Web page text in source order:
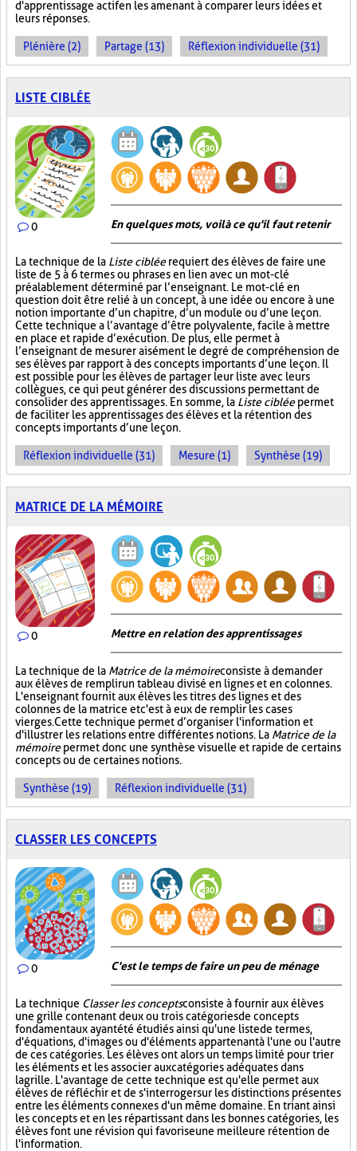
d'apprentissage actif en les amenant à comparer leurs idées et
leurs réponses.
Plénière (2) Partage (13) Réflexion individuelle (31)
LISTE CIBLÉE
0 En quelques mots, voilà ce qu'il faut retenir
La technique de la Liste cibléerequiert des élèves de faire une
liste de 5 à 6 termes ou phrases en lien avec un mot-clé
préalablement déterminé par l’enseignant. Le mot-clé en
question doit être relié à un concept, à une idée ou encore à une
notion importante d’un chapitre, d’un module ou d’une leçon.
Cette technique a l’avantage d’être polyvalente, facile à mettre
en place et rapide d’exécution. De plus, elle permet à
l’enseignant de mesurer aisément le degré de compréhension de
ses élèves par rapport à des concepts importants d’une leçon. Il
est possible pour les élèves de partager leur liste avec leurs
collègues, ce qui peut générer des discussions permettant de
consolider des apprentissages. En somme, la Liste cibléepermet
de faciliter les apprentissages des élèves et la rétention des
concepts importants d’une leçon.
Réflexion individuelle (31) Mesure (1) Synthèse (19)
MATRICE DE LA MÉMOIRE
0 Mettre en relation des apprentissages
La technique de la Matrice de la mémoireconsiste à demander
aux élèves de remplir un tableau divisé en lignes et en colonnes.
L'enseignant fournit aux élèves les titres des lignes et des
colonnes de la matrice et c'est à eux de remplir les cases
vierges. Cette technique permet d’organiser l'information et
d'illustrer les relations entre différentes notions. La Matrice de la
mémoirepermet donc une synthèse visuelle et rapide de certains
concepts ou de certaines notions.
Synthèse (19) Réflexion individuelle (31)
CLASSER LES CONCEPTS
0 C'est le temps de faire un peu de ménage
La technique Classer les conceptsconsiste à fournir aux élèves
une grille contenant deux ou trois catégories de concepts
fondamentaux ayant été étudiés ainsi qu'une liste de termes,
d'équations, d'images ou d'éléments appartenant à l'une ou l'autre
de ces catégories. Les élèves ont alors un temps limité pour trier
les éléments et les associer aux catégories adéquates dans
la grille. L'avantage de cette technique est qu'elle permet aux
élèves de réfléchir et de s'interroger sur les distinctions présentes
entre les éléments connexes d'un même domaine. En triant ainsi
les concepts et en les répartissant dans les bonnes catégories, les
élèves font une révision qui favorise une meilleure rétention de
l'information.